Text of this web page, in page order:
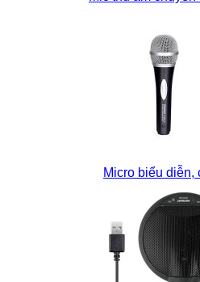
Micro biểu diễn,